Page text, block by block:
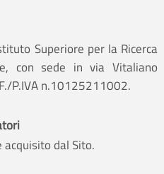
Superiore per la Ricerca
con sede in via Vitaliano
P.IVA n.10125211002.
dal Sito.